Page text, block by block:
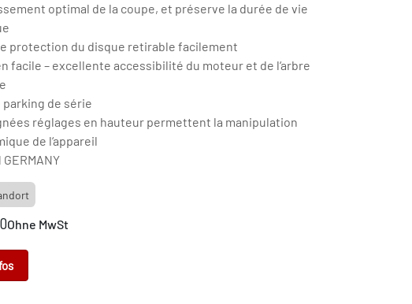
optimal de la coupe, et préserve la durée de vie
protection du disque retirable facilement
facile – excellente accessibilité du moteur et de l‘arbre
parking de série
réglages en hauteur permettent la manipulation
de l‘appareil
GERMANY
Ohne MwSt